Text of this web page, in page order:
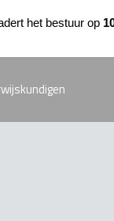
het bestuur op